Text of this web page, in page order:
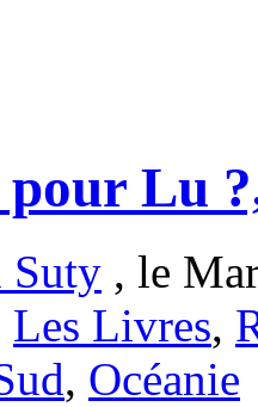
pour Lu
Suty , le
Les Livres,
, Océanie